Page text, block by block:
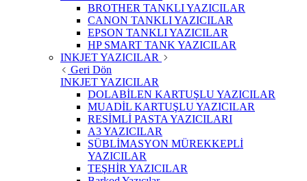
BROTHER TANKLI YAZICILAR
CANON TANKLI YAZICILAR
EPSON TANKLI YAZICILAR
HP SMART TANK YAZICILAR
INKJET YAZICILAR
Geri Dön
INKJET YAZICILAR
DOLABİLEN KARTUŞLU YAZICILAR
MUADİL KARTUŞLU YAZICILAR
RESİMLİ PASTA YAZICILARI
A3 YAZICILAR
SÜBLİMASYON MÜREKKEPLİ
YAZICILAR
TEŞHİR YAZICILAR